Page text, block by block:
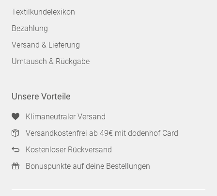
Textilkundelexikon
Bezahlung
Versand & Lieferung
Umtausch & Rückgabe
Unsere Vorteile
Klimaneutraler Versand
Versandkostenfrei ab 49€ mit dodenhof Card
Kostenloser Rückversand
Bonuspunkte auf deine Bestellungen